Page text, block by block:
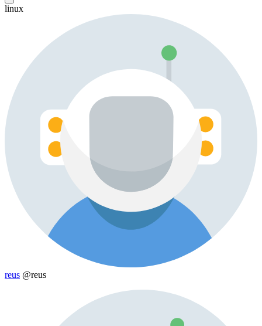
linux
reus @reus